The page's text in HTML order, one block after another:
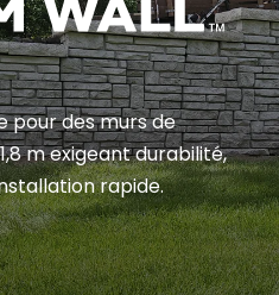
pour des murs de
m exigeant durabilité,
rapide.